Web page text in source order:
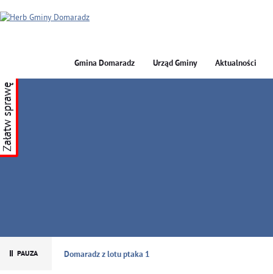
GMINA DOMARADZ
Gmina Domaradz Urząd Gminy Aktualności
Załatw sprawę